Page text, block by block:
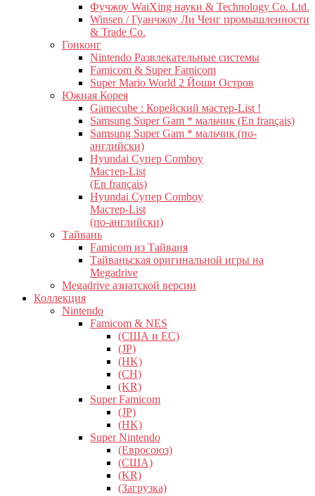
Фучжоу WaiXing науки & Technology Co. Ltd.
Winsen / Гуанчжоу Ли Ченг промышленности
& Trade Co.
Гонконг
Nintendo Развлекательные системы
Famicom & Super Famicom
Super Mario World 2 Йоши Остров
Южная Корея
Gamecube : Корейский мастер-List !
Samsung Super Gam * мальчик (En français)
Samsung Super Gam * мальчик (по-
английски)
Hyundai Супер Comboy
Мастер-List
(En français)
Hyundai Супер Comboy
Мастер-List
(по-английски)
Тайвань
Famicom из Тайваня
Тайваньская оригинальной игры на
Megadrive
Megadrive азиатской версии
Коллекция
Nintendo
Famicom & NES
(США и ЕС)
(JP)
(HK)
(CH)
(KR)
Super Famicom
(JP)
(HK)
Super Nintendo
(Евросоюз)
(США)
(KR)
(Загрузка)